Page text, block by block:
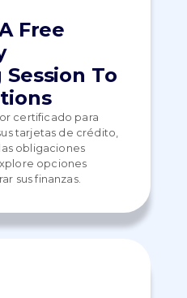
Free
To
certificado para
tarjetas de crédito,
obligaciones
opciones
sus finanzas.